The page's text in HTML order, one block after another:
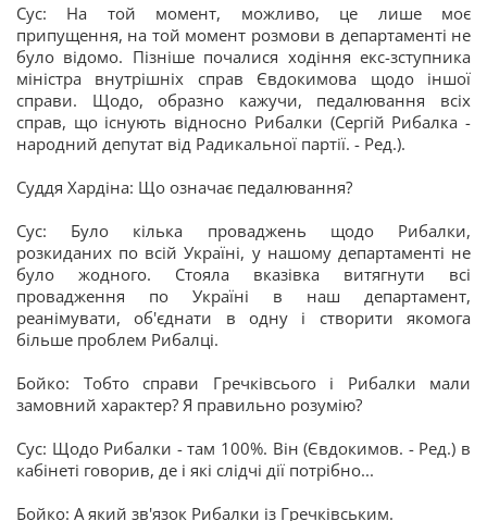
Сус: На той момент, можливо, це лише моє
припущення, на той момент розмови в департаменті не
було відомо. Пізніше почалися ходіння екс-зступника
міністра внутрішніх справ Євдокимова щодо іншої
справи. Щодо, образно кажучи, педалювання всіх
справ, що існують відносно Рибалки (Сергій Рибалка -
народний депутат від Радикальної партії. - Ред.).
Суддя Хардіна: Що означає педалювання?
Сус: Було кілька проваджень щодо Рибалки,
розкиданих по всій Україні, у нашому департаменті не
було жодного. Стояла вказівка витягнути всі
провадження по Україні в наш департамент,
реанімувати, об'єднати в одну і створити якомога
більше проблем Рибалці.
Бойко: Тобто справи Гречківсього і Рибалки мали
замовний характер? Я правильно розумію?
Сус: Щодо Рибалки - там 100%. Він (Євдокимов. - Ред.) в
кабінеті говорив, де і які слідчі дії потрібно...
Бойко: А який зв'язок Рибалки із Гречківським.